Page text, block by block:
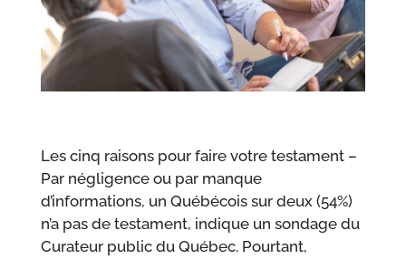
Les cinq raisons pour faire votre testament –
Par négligence ou par manque
d’informations, un Québécois sur deux (54%)
n’a pas de testament, indique un sondage du
Curateur public du Québec. Pourtant,